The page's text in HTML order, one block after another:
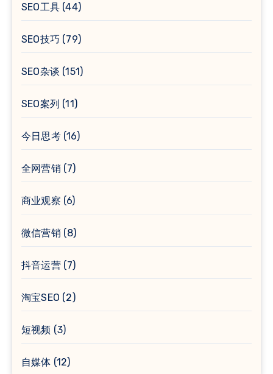
SEO工具 (44)
SEO技巧 (79)
SEO杂谈 (151)
SEO案列 (11)
今日思考(16)
全网营销 (7)
商业观察 (6)
微信营销 (8)
抖音运营(7)
淘宝SEO (2)
短视频 (3)
自媒体 (12)